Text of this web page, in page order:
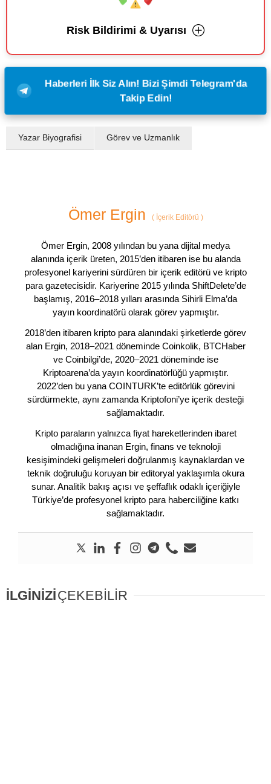
Risk Bildirimi & Uyarısı
Haberleri İlk Siz Alın! Bizi Şimdi Telegram'da
Takip Edin!
Yazar Biyografisi Görev ve Uzmanlık
Ömer Ergin (İçerik Editörü )
Ömer Ergin, 2008 yılından bu yana dijital medya
alanında içerik üreten, 2015’den itibaren ise bu alanda
profesyonel kariyerini sürdüren bir içerik editörü ve kripto
para gazetecisidir. Kariyerine 2015 yılında ShiftDelete’de
başlamış, 2016–2018 yılları arasında Sihirli Elma’da
yayın koordinatörü olarak görev yapmıştır.
2018’den itibaren kripto para alanındaki şirketlerde görev
alan Ergin, 2018–2021 döneminde Coinkolik, BTCHaber
ve Coinbilgi’de, 2020–2021 döneminde ise
Kriptoarena’da yayın koordinatörlüğü yapmıştır.
2022’den bu yana COINTURK’te editörlük görevini
sürdürmekte, aynı zamanda Kriptofoni’ye içerik desteği
sağlamaktadır.
Kripto paraların yalnızca fiyat hareketlerinden ibaret
olmadığına inanan Ergin, finans ve teknoloji
kesişimindeki gelişmeleri doğrulanmış kaynaklardan ve
teknik doğruluğu koruyan bir editoryal yaklaşımla okura
sunar. Analitik bakış açısı ve şeffaflık odaklı içeriğiyle
Türkiye’de profesyonel kripto para haberciliğine katkı
sağlamaktadır.
İLGİNİZİÇEKEBİLİR